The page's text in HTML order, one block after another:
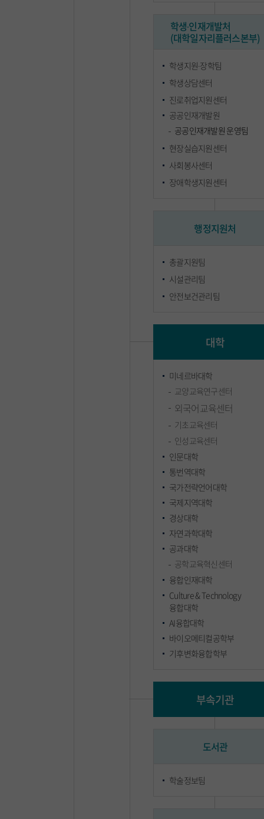
학생∙인재개발처
(대학일자리플러스본부)
학생지원∙장학팀
학생상담센터
진로취업지원센터
공공인재개발원
공공인재개발원 운영팀
현장실습지원센터
사회봉사센터
장애학생지원센터
행정지원처
총괄지원팀
시설관리팀
안전보건관리팀
대학
미네르바대학
교양교육연구센터
외국어교육센터
기초교육센터
인성교육센터
인문대학
통번역대학
국가전략언어대학
국제지역대학
경상대학
자연과학대학
공과대학
공학교육혁신센터
융합인재대학
Culture & Technology
융합대학
AI융합대학
바이오메티컬공학부
기후변화융합학부
부속기관
도서관
학술정보팀